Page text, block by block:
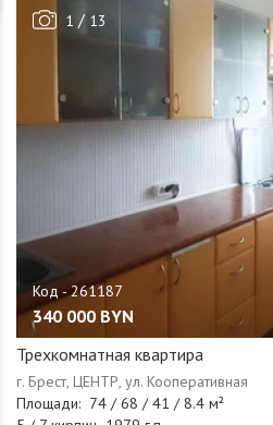
1 / 13
340 000 BYN
Трехкомнатная квартира